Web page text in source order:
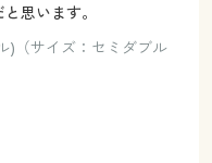
思います。
)（サイズ：セミダブル